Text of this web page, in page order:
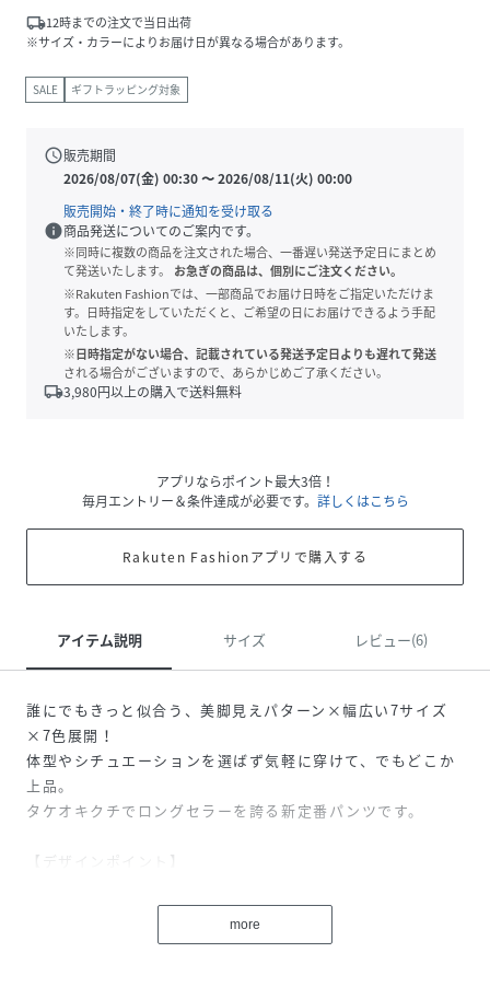
local_shipping12時までの注文で当日出荷
※サイズ・カラーによりお届け日が異なる場合があります。
SALE ギフトラッピング対象
schedule販売期間
2026/08/07(金) 00:30〜2026/08/11(火) 00:00
販売開始・終了時に通知を受け取る
info商品発送についてのご案内です。
※同時に複数の商品を注文された場合、一番遅い発送予定日にまとめ
て発送いたします。
お急ぎの商品は、個別にご注文ください。
※Rakuten Fashionでは、一部商品でお届け日時をご指定いただけま
す。日時指定をしていただくと、ご希望の日にお届けできるよう手配
いたします。
※日時指定がない場合、記載されている発送予定日よりも遅れて発送
される場合がございますので、あらかじめご了承ください。
local_shipping3,980円以上の購入で送料無料
アプリならポイント最大3倍！
毎月エントリー＆条件達成が必要です。 詳しくはこちら
Rakuten Fashionアプリで購入する
アイテム説明 サイズ レビュー(6)
誰にでもきっと似合う、美脚見えパターン×幅広い7サイズ
×7色展開！
体型やシチュエーションを選ばず気軽に穿けて、でもどこか
上品。
タケオキクチでロングセラーを誇る新定番パンツです。
【デザインポイント】
ず、コーディネートを選びません。
・程よい光沢感と良質な素材感が、上品な大人のカジュアル
more